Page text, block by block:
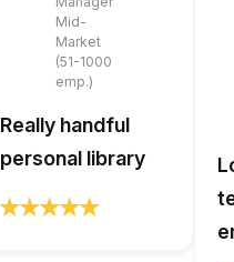
Mid-
Market
(51-1000
emp.)
Really handful
personal library